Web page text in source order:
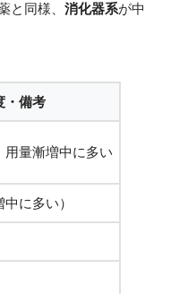
と同様、 消化器系が中
・備考
用量漸増中に多い
に多い）